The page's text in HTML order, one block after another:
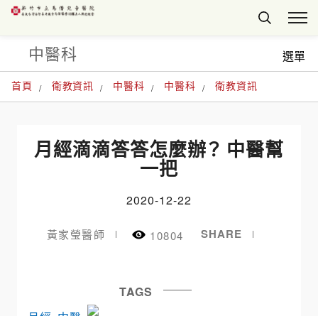
首頁 衛教資訊 中醫科 中醫科 衛教資訊
中醫科 選單
月經滴滴答答怎麼辦？ 中醫幫
一把
2020-12-22
黃家瑩醫師 10804 SHARE
TAGS